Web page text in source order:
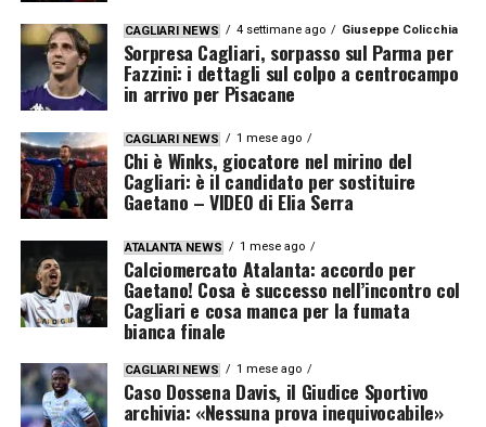
CAGLIARI NEWS 4 settimane ago Giuseppe Colicchia
Sorpresa Cagliari, sorpasso sul Parma per
Fazzini: i dettagli sul colpo a centrocampo
in arrivo per Pisacane
CAGLIARI NEWS 1 mese ago
Chi è Winks, giocatore nel mirino del
Cagliari: è il candidato per sostituire
Gaetano – VIDEO di Elia Serra
ATALANTA NEWS 1 mese ago
Calciomercato Atalanta: accordo per
Gaetano! Cosa è successo nell’incontro col
Cagliari e cosa manca per la fumata
bianca finale
CAGLIARI NEWS 1 mese ago
Caso Dossena Davis, il Giudice Sportivo
archivia: «Nessuna prova inequivocabile»